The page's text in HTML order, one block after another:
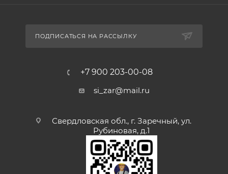
ПОДПИСАТЬСЯ НА РАССЫЛКУ
+7 900 203-00-08
si_zar@mail.ru
Свердловская обл., г. Заречный, ул.
Рубиновая, д.1